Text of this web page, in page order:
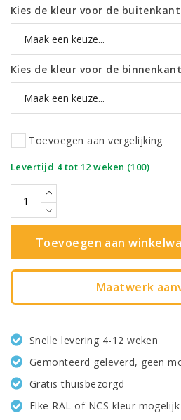
Kies de kleur voor de
Kies de kleur voor de
Toevoegen aan vergelijking
Levertijd 4 tot 12 weken (100)
Toevoegen aan
Maatwerk
Snelle levering 4-12 weken
Gemonteerd geleverd, geen
Gratis thuisbezorgd
Elke RAL of NCS kleur mogelijk